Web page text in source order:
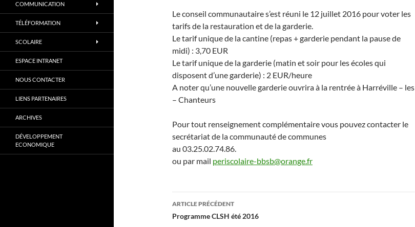
Le conseil communautaire s’est réuni le 12 juillet 2016 pour voter les
tarifs de la restauration et de la garderie.
Le tarif unique de la cantine (repas + garderie pendant la pause de
midi) : 3,70 EUR
Le tarif unique de la garderie (matin et soir pour les écoles qui
disposent d’une garderie) : 2 EUR/heure
A noter qu’une nouvelle garderie ouvrira à la rentrée à Harréville – les
– Chanteurs
Pour tout renseignement complémentaire vous pouvez contacter le
secrétariat de la communauté de communes
au 03.25.02.74.86.
ou par mail periscolaire-bbsb@orange.fr
Navigation
des
ARTICLE PRÉCÉDENT
Programme CLSH été 2016
COMMUNICATION
TÉLÉFORMATION
SCOLAIRE
ESPACE INTRANET
NOUS CONTACTER
LIENS PARTENAIRES
ARCHIVES
DÉVELOPPEMENT
ECONOMIQUE